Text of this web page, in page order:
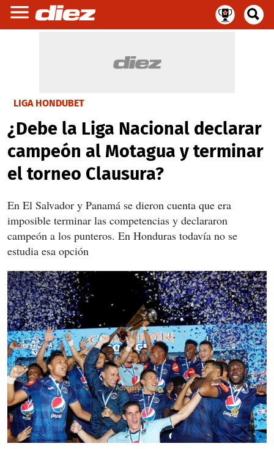
LIGA HONDUBET
¿Debe la Liga Nacional declarar
campeón al Motagua y terminar
el torneo Clausura?
En El Salvador y Panamá se dieron cuenta que era
imposible terminar las competencias y declararon
campeón a los punteros. En Honduras todavía no se
estudia esa opción
X
X